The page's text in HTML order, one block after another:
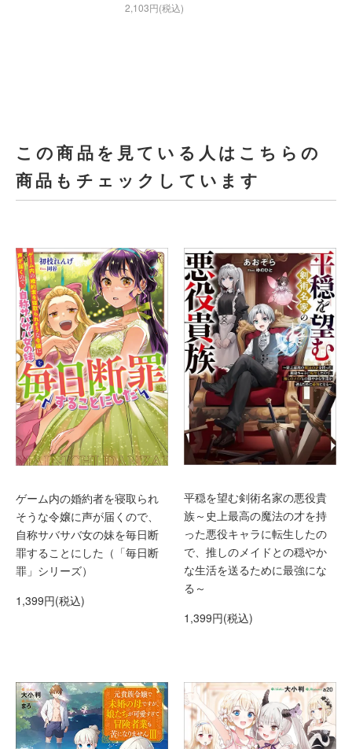
2,103円(税込)
この商品を見ている人はこちらの
商品もチェックしています
ゲーム内の婚約者を寝取られ
そうな令嬢に声が届くので、
自称サバサバ女の妹を毎日断
罪することにした（「毎日断
罪」シリーズ）
1,399円(税込)
平穏を望む剣術名家の悪役貴
族～史上最高の魔法の才を持
った悪役キャラに転生したの
で、推しのメイドとの穏やか
な生活を送るために最強にな
る～
1,399円(税込)